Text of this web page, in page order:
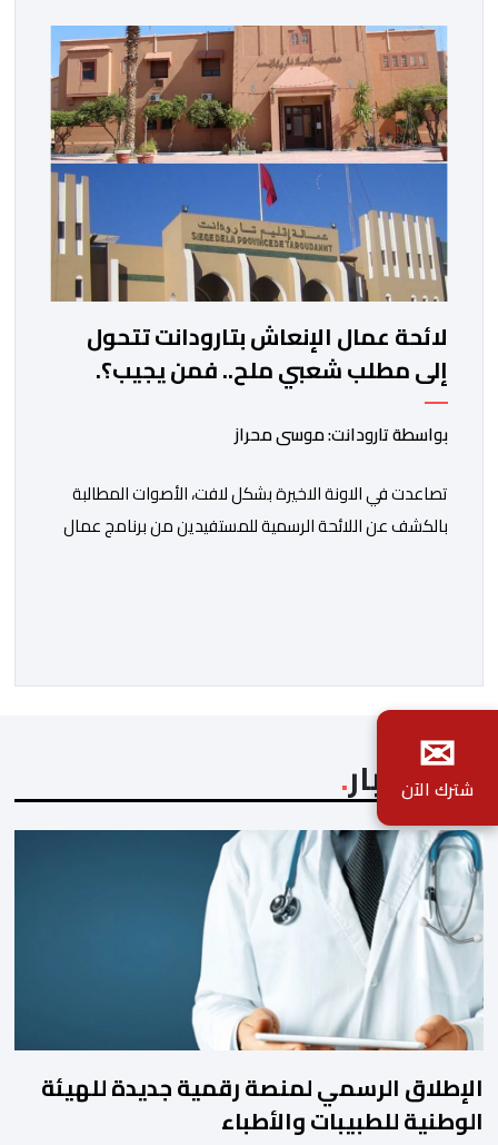
ادراج 10 التزامات ضمن برامجها الانتخابية المنتظرة، في إطار
تعاقد سياسي مع المناطق الجبلية والانتقال من الوعود
الانتخابية إلى التزامات عملية […]
لائحة عمال الإنعاش بتارودانت تتحول
إلى مطلب شعبي ملح.. فمن يجيب؟.
بواسطة تارودانت: موسى محراز
تصاعدت في الاونة الاخيرة بشكل لافت، الأصوات المطالبة
بالكشف عن اللائحة الرسمية للمستفيدين من برنامج عمال
بن طوطو، ثم شخص اخر […]
آخر الأخبار
الإطلاق الرسمي لمنصة رقمية جديدة للهيئة
الوطنية للطبيبات والأطباء
✉
شترك الآن